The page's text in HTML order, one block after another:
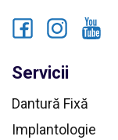
Servicii
Dantură Fixă
Implantologie